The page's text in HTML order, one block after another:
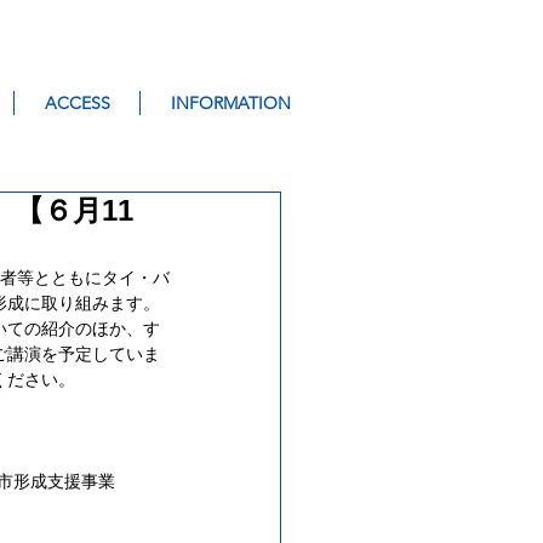
ACCESS INFORMATION
【６月11
等とともにタイ・バ
に取り組みます。
の紹介のほか、す
演を予定していま
さい。
形成支援事業